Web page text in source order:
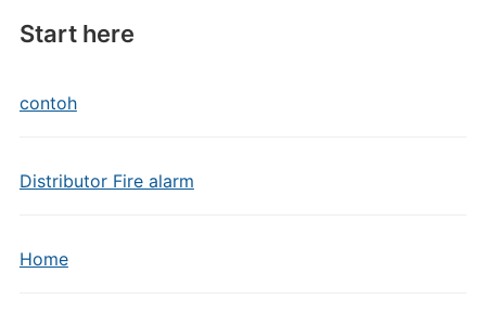
Start here
contoh
Distributor Fire alarm
Home